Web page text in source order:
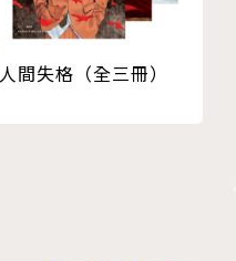
人間失格（全三冊）